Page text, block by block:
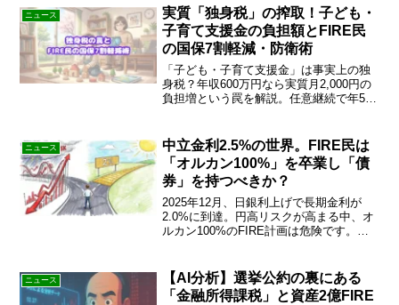
る防衛戦略を公開。続きをチェック！
ニュース
実質「独身税」の搾取！子ども・
子育て支援金の負担額とFIRE民
の国保7割軽減・防衛術
「子ども・子育て支援金」は事実上の独
身税？年収600万円なら実質月2,000円の
負担増という罠を解説。任意継続で年59
防衛術を大公開！今すぐ続きをチェッ
ク！
ニュース
中立金利2.5%の世界。FIRE民は
「オルカン100%」を卒業し「債
券」を持つべきか？
2025年12月、日銀利上げで長期金利が
2.0%に到達。円高リスクが高まる中、オ
ルカン100%のFIRE計画は危険です。資
リオ戦略を徹底解説します。
ニュース
【AI分析】選挙公約の裏にある
「金融所得課税」と資産2億FIRE